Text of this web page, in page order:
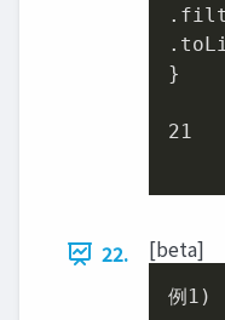
}
21
22. [beta]
例 1 )